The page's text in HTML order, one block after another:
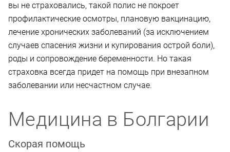
вы не страховались, такой полис не покроет
профилактические осмотры, плановую вакцинацию,
лечение хронических заболеваний (за исключением
случаев спасения жизни и купирования острой боли),
роды и сопровождение беременности. Но такая
страховка всегда придет на помощь при внезапном
заболевании или несчастном случае.
Медицина в Болгарии
Скорая помощь